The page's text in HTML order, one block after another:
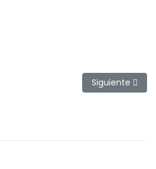
de lucios con pato Artículo
Siguiente